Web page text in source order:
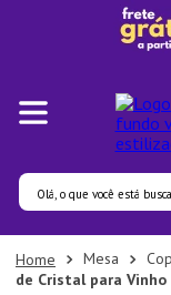
Olá, o que você está
Mesa
de Cristal para
Termos mais
1º
Pratos